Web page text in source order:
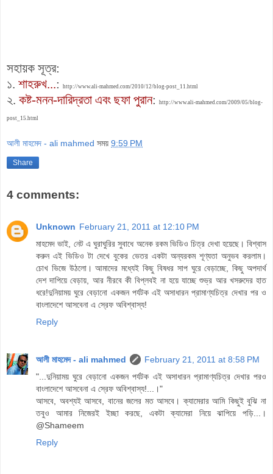
সহায়ক সূত্র:
১. শাহরুখ...: http://www.ali-mahmed.com/2010/12/blog-post_11.html
২. কষ্ট-মনন-দারিদ্রতা এবং ছফা পুরান: http://www.ali-mahmed.com/2009/05/blog-
post_15.html
আলী মাহমেদ - ali mahmed সময় 9:59 PM
Share
4 comments:
Unknown February 21, 2011 at 12:10 PM
মাহমেদ ভাই, নেট এ ঘুরাঘুরির সুবাধে অনেক রকম ভিডিও চিত্র দেখা হয়েছে। বিশ্বাস
করুন এই ভিডিও টা দেখে বুকের ভেতর একটা অন্যরকম শূণ্যতা অনুভব করলাম।
চোখ ভিজে উঠলো। আমাদের মধ্যেই কিছু বিষধর সাপ ঘুরে বেড়াচ্ছে, কিছু অপদার্থ
দেশ দাপিয়ে বেড়ায়, আর নীরবে কী বিপ্লবই না হয়ে যাচ্ছে শুভ্র আর খসরুদের হাত
ধরে!দুনিয়াময় ঘুরে বেড়ানো একজন পর্যটক এই অসাধারন প্রামাণ্যচিত্র দেখার পর ও
বাংলাদেশে আসবেনা এ স্রেফ অবিশ্বাস্য!
Reply
আলী মাহমেদ - ali mahmed
February 21, 2011 at 8:58 PM
"...দুনিয়াময় ঘুরে বেড়ানো একজন পর্যটক এই অসাধারন প্রামাণ্যচিত্র দেখার পরও
বাংলাদেশে আসবেনা এ স্রেফ অবিশ্বাস্য!...।"
আসবে, অবশ্যই আসবে, বানের জলের মত আসবে। ক্যামেরার আমি কিছুই বুঝি না
তবুও আমার নিজেরই ইচ্ছা করছে, একটা ক্যামেরা নিয়ে ঝাপিয়ে পড়ি...।
@Shameem
Reply